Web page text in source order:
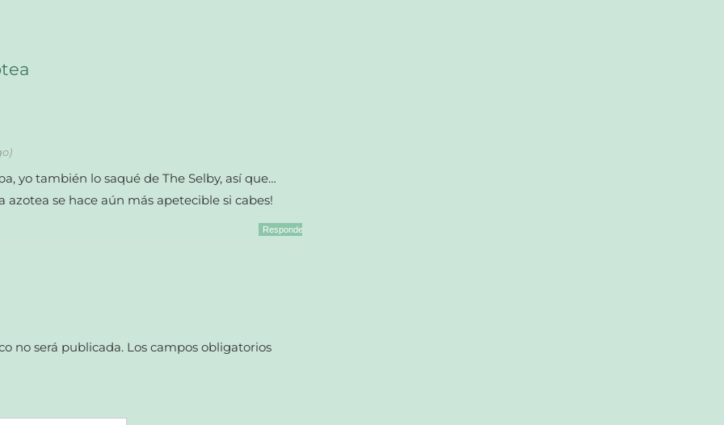
yo también lo saqué de The Selby, así que…
azotea se hace aún más apetecible si cabes!
Responder
no será publicada. Los campos obligatorios